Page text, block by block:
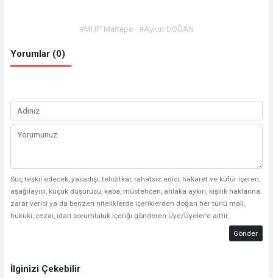
#MHP Maltepe #Aykut DOĞAN
Yorumlar (0)
Suç teşkil edecek, yasadışı, tehditkar, rahatsız edici, hakaret ve küfür içeren,
aşağılayıcı, küçük düşürücü, kaba, müstehcen, ahlaka aykırı, kişilik haklarına
zarar verici ya da benzeri niteliklerde içeriklerden doğan her türlü mali,
hukuki, cezai, idari sorumluluk içeriği gönderen Üye/Üyeler’e aittir.
Gönder
İlginizi Çekebilir